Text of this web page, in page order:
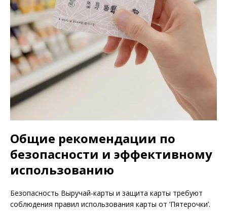
Общие рекомендации по
безопасности и эффективному
использованию
Безопасность Выручай-карты и защита карты требуют
соблюдения правил использования карты от ‘Пятерочки’.